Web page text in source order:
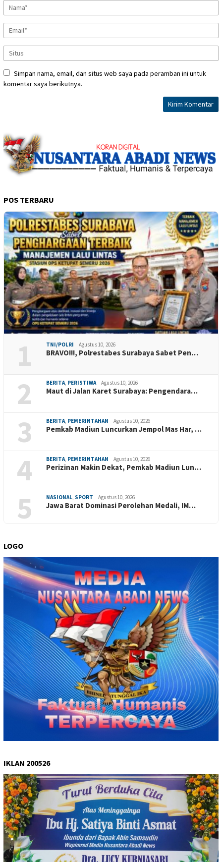
Simpan nama, email, dan situs web saya pada peramban ini untuk
komentar saya berikutnya.
POS TERBARU
1 TNI/POLRI Agustus 10, 2026
BRAVO!!!, Polrestabes Surabaya Sabet Pen…
2 BERITA, PERISTIWA Agustus 10, 2026
Maut di Jalan Karet Surabaya: Pengendara…
3 BERITA, PEMERINTAHAN Agustus 10, 2026
Pemkab Madiun Luncurkan Jempol Mas Har, …
4 BERITA, PEMERINTAHAN Agustus 10, 2026
Perizinan Makin Dekat, Pemkab Madiun Lun…
5 NASIONAL, SPORT Agustus 10, 2026
Jawa Barat Dominasi Perolehan Medali, IM…
LOGO
IKLAN 200526